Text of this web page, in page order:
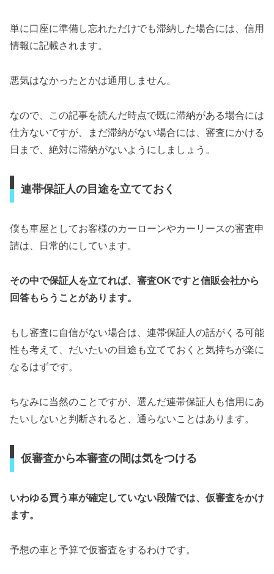
単に口座に準備し忘れただけでも滞納した場合には、信用
情報に記載されます。
悪気はなかったとかは通用しません。
なので、この記事を読んだ時点で既に滞納がある場合には
仕方ないですが、まだ滞納がない場合には、審査にかける
日まで、絶対に滞納がないようにしましょう。
連帯保証人の目途を立てておく
僕も車屋としてお客様のカーローンやカーリースの審査申
請は、日常的にしています。
その中で保証人を立てれば、審査OKですと信販会社から
回答もらうことがあります。
もし審査に自信がない場合は、連帯保証人の話がくる可能
性も考えて、だいたいの目途も立てておくと気持ちが楽に
なるはずです。
ちなみに当然のことですが、選んだ連帯保証人も信用にあ
たいしないと判断されると、通らないことはあります。
仮審査から本審査の間は気をつける
いわゆる買う車が確定していない段階では、仮審査をかけ
ます。
予想の車と予算で仮審査をするわけです。